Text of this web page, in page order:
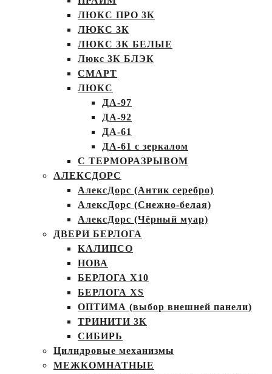
ЛЮКС ПРО 3К
ЛЮКС 3К
ЛЮКС 3К БЕЛЫЕ
Люкс 3К БЛЭК
СМАРТ
ЛЮКС
ДА-97
ДА-92
ДА-61
ДА-61 с зеркалом
С ТЕРМОРАЗРЫВОМ
АЛЕКСДОРС
АлексДорс (Антик серебро)
АлексДорс (Снежно-белая)
АлексДорс (Чёрный муар)
ДВЕРИ БЕРЛОГА
КАЛИПСО
НОВА
БЕРЛОГА Х10
БЕРЛОГА XS
ОПТИМА (выбор внешней панели)
ТРИНИТИ 3К
СИБИРЬ
Цилндровые механизмы
МЕЖКОМНАТНЫЕ